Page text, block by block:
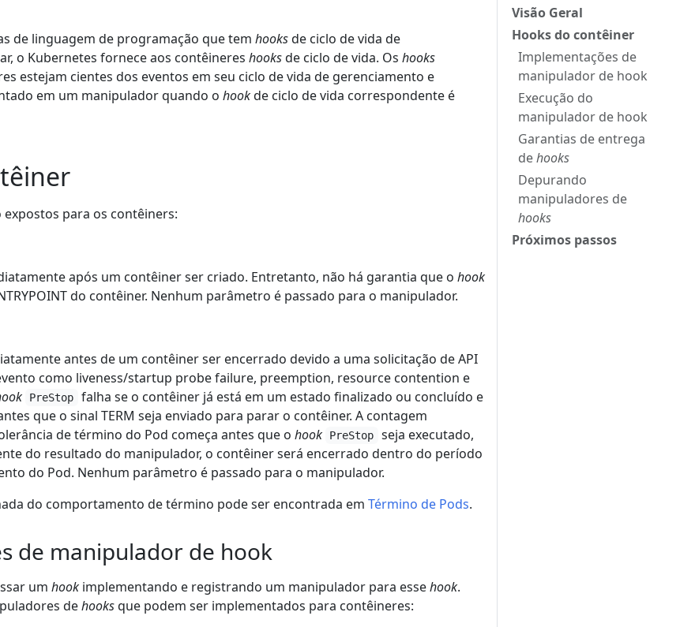
Visão Geral
Hooks do contêiner
Implementações de
manipulador de hook
Execução do
manipulador de hook
Garantias de entrega
dehooks
Depurando
manipuladores de
hooks
Próximos passos
de linguagem de programação que tem hooksde ciclo de vida de
o Kubernetes fornece aos contêineres hooksde ciclo de vida. Os hooks
estejam cientes dos eventos em seu ciclo de vida de gerenciamento e
em um manipulador quando o hookde ciclo de vida correspondente é
expostos para os contêiners:
após um contêiner ser criado. Entretanto, não há garantia que o hook
do contêiner. Nenhum parâmetro é passado para o manipulador.
antes de um contêiner ser encerrado devido a uma solicitação de API
como liveness/startup probe failure, preemption, resource contention e
PreStop
falha se o contêiner já está em um estado finalizado ou concluído e
que o sinal TERM seja enviado para parar o contêiner. A contagem
de término do Pod começa antes que o hook PreStop
seja executado,
do resultado do manipulador, o contêiner será encerrado dentro do período
do Pod. Nenhum parâmetro é passado para o manipulador.
do comportamento de término pode ser encontrada em Término de Pods.
de manipulador de hook
um hook implementando e registrando um manipulador para essehook.
dehooksque podem ser implementados para contêineres: